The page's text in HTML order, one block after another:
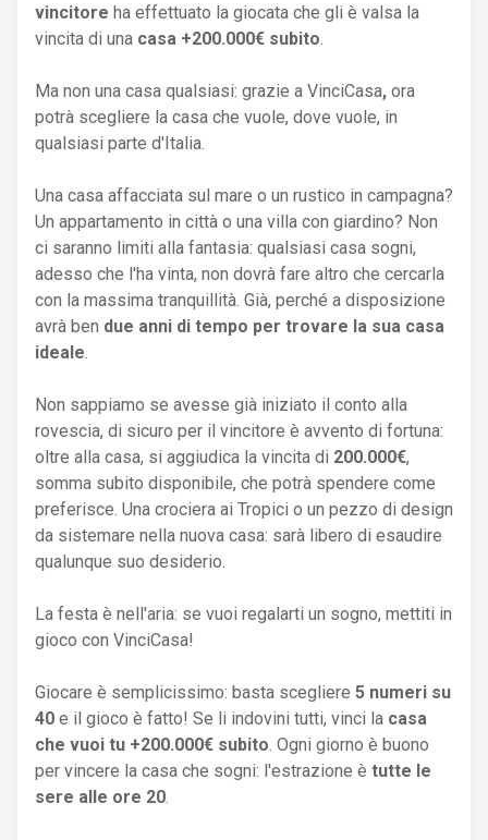
vincitore ha effettuato la giocata che gli è valsa la
vincita di una casa +200.000€ subito.
Ma non una casa qualsiasi: grazie a VinciCasa, ora
potrà scegliere la casa che vuole, dove vuole, in
qualsiasi parte d'Italia.
Una casa affacciata sul mare o un rustico in campagna?
Un appartamento in città o una villa con giardino? Non
ci saranno limiti alla fantasia: qualsiasi casa sogni,
adesso che l'ha vinta, non dovrà fare altro che cercarla
con la massima tranquillità. Già, perché a disposizione
avrà ben due anni di tempo per trovare la sua casa
ideale.
Non sappiamo se avesse già iniziato il conto alla
rovescia, di sicuro per il vincitore è avvento di fortuna:
oltre alla casa, si aggiudica la vincita di 200.000€,
somma subito disponibile, che potrà spendere come
preferisce. Una crociera ai Tropici o un pezzo di design
da sistemare nella nuova casa: sarà libero di esaudire
qualunque suo desiderio.
La festa è nell'aria: se vuoi regalarti un sogno, mettiti in
gioco con VinciCasa!
Giocare è semplicissimo: basta scegliere 5 numeri su
40 e il gioco è fatto! Se li indovini tutti, vinci la casa
che vuoi tu +200.000€ subito. Ogni giorno è buono
per vincere la casa che sogni: l'estrazione è tutte le
sere alle ore 20.